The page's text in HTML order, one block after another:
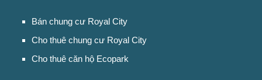
Đăng ký thẻ cư dân cần những thủ tục giấy tờ gì?
+ Ảnh3×4 (4×6) của người đó
+ Xác nhận tạm trútại CA phường Thượng Đình
Bán chung cư Royal City
Cho thuê chung cư Royal City
Cho thuê căn hộ Ecopark